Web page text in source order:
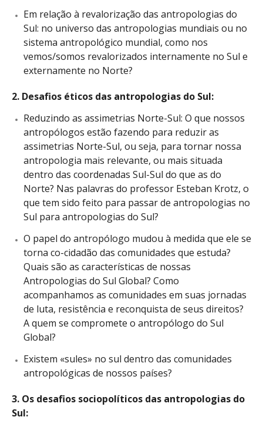
Em relação à revalorização das antropologias do
Sul: no universo das antropologias mundiais ou no
sistema antropológico mundial, como nos
vemos/somos revalorizados internamente no Sul e
externamente no Norte?
2. Desafios éticos das antropologias do Sul:
Reduzindo as assimetrias Norte-Sul: O que nossos
antropólogos estão fazendo para reduzir as
assimetrias Norte-Sul, ou seja, para tornar nossa
antropologia mais relevante, ou mais situada
dentro das coordenadas Sul-Sul do que as do
Norte? Nas palavras do professor Esteban Krotz, o
que tem sido feito para passar de antropologias no
Sul para antropologias do Sul?
O papel do antropólogo mudou à medida que ele se
torna co-cidadão das comunidades que estuda?
Quais são as características de nossas
Antropologias do Sul Global? Como
acompanhamos as comunidades em suas jornadas
de luta, resistência e reconquista de seus direitos?
A quem se compromete o antropólogo do Sul
Global?
Existem «sules» no sul dentro das comunidades
antropológicas de nossos países?
3. Os desafios sociopolíticos das antropologias do
Sul: